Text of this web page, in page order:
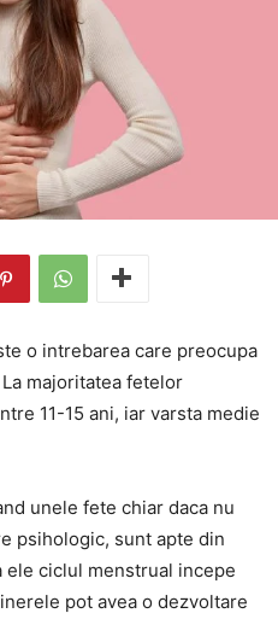
o intrebarea care preocupa
majoritatea fetelor
11-15 ani, iar varsta medie
unele fete chiar daca nu
psihologic, sunt apte din
ciclul menstrual incepe
pot avea o dezvoltare